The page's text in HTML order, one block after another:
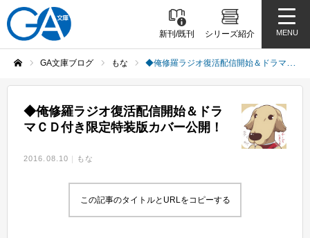
新刊/既刊 シリーズ紹介 MENU
GA文庫ブログ もな ◆俺修羅ラジオ復活配信開始＆ドラマＣＤ付き限定特装版カバー公開！
◆俺修羅ラジオ復活配信開始＆ドラ
マＣＤ付き限定特装版カバー公開！
2016.08.10 もな
この記事のタイトルとURLをコピーする